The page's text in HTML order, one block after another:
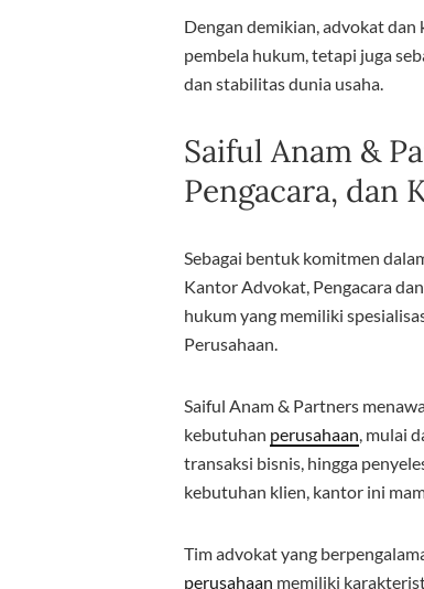
Dengan demikian, advokat
pembela hukum, tetapi juga
dan stabilitas dunia usaha.
Saiful Anam &
Pengacara, dan
Sebagai bentuk komitmen
Kantor Advokat, Pengacara
hukum yang memiliki
Perusahaan.
Saiful Anam & Partners
kebutuhan perusahaan, mulai
transaksi bisnis, hingga
kebutuhan klien, kantor ini
Tim advokat yang
perusahaan memiliki